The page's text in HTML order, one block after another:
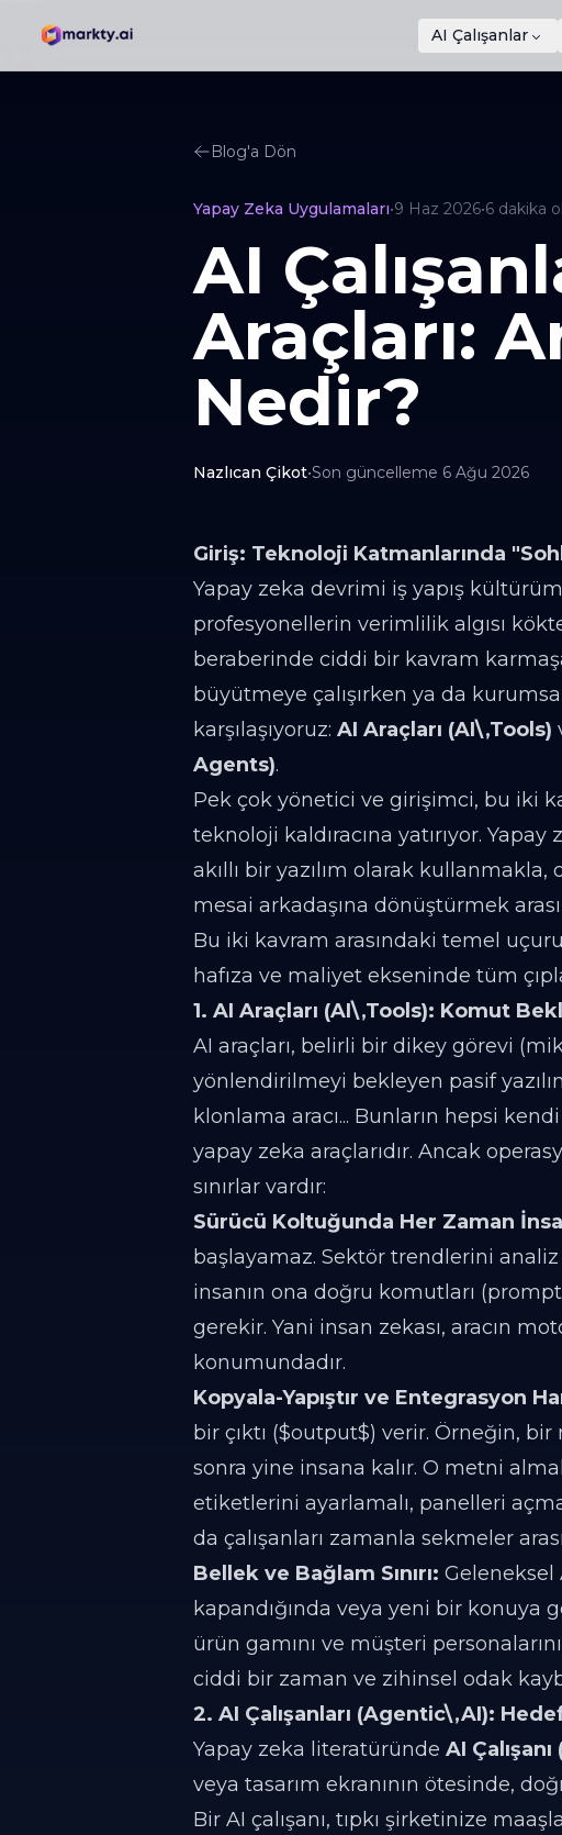
AI Çalışanlar
Blog'a Dön
Yapay Zeka Uygulamaları•9 Haz 2026•6 dakika
AI
Araçları:
Nedir?
Nazlıcan Çikot•Son güncelleme 6 Ağu 2026
Giriş: Teknoloji Katmanlarında
Yapay zeka devrimi iş yapış
profesyonellerin verimlilik algısı
beraberinde ciddi bir kavram
büyütmeye çalışırken ya da
karşılaşıyoruz: AI Araçları (AI\,Tools)
Agents).
Pek çok yönetici ve girişimci, bu iki
teknoloji kaldıracına yatırıyor.
akıllı bir yazılım olarak
mesai arkadaşına dönüştürmek
Bu iki kavram arasındaki temel
hafıza ve maliyet ekseninde tüm
1. AI Araçları (AI\,Tools): Komut
AI araçları, belirli bir dikey görevi
yönlendirilmeyi bekleyen pasif
klonlama aracı... Bunların hepsi
yapay zeka araçlarıdır. Ancak
sınırlar vardır:
Sürücü Koltuğunda Her Zaman
başlayamaz. Sektör trendlerini analiz
insanın ona doğru komutları
gerekir. Yani insan zekası, aracın
konumundadır.
Kopyala-Yapıştır ve Entegrasyon
bir çıktı ($output$) verir. Örneğin,
sonra yine insana kalır. O metni
etiketlerini ayarlamalı, panelleri
da çalışanları zamanla sekmeler
Bellek ve Bağlam Sınırı: Geleneksel
kapandığında veya yeni bir konuya
ürün gamını ve müşteri
ciddi bir zaman ve zihinsel odak
2. AI Çalışanları (Agentic\,AI):
Yapay zeka literatüründe AI
veya tasarım ekranının ötesinde,
Bir AI çalışanı, tıpkı şirketinize